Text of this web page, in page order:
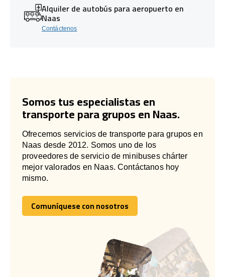
Alquiler de autobús para aeropuerto en
Naas
Contáctenos
Somos tus especialistas en
transporte para grupos en Naas.
Ofrecemos servicios de transporte para grupos en
Naas desde 2012. Somos uno de los
proveedores de servicio de minibuses chárter
mejor valorados en Naas. Contáctanos hoy
mismo.
Comuníquese con nosotros
Comuníquese con nosotros